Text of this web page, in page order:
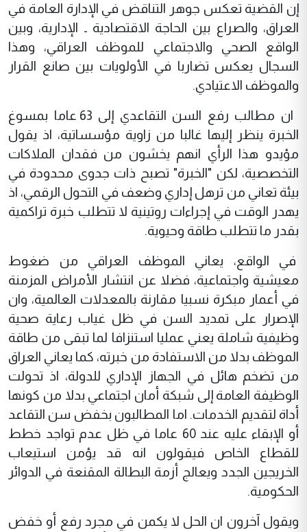
إن القضية تعكس جوهر التناقض في الإدارة العامة في
العراق، والصراع بين الحاجة الاقتصادية ـ الإدارية، وبين
الواقع الصحي والاجتماعي للموظف العراقي، وهذا
السجال يعكس تضاربا في الأولويات بين صانع القرار
والموظف الاعتيادي.
ان مطالب رفع السن التقاعدي إلى 63 عاما بمسوغ
الخبرة ينظر إليها غالبا من زاوية مؤسساتية، اذ يقول
مؤيدو هذا الرأي انهم يخشون من فقدان الملاكات
التخصصية، لكن "الخبرة" تصبح ذات جدوى محدودة في
بيئة تعاني من ترهل إداري وضعف في التحول الرقمي، اذ
يهدر الوقت في إجراءات روتينية لا تتطلب خبرة تراكمية
بقدر ما تتطلب طاقة وحيوية.
في الواقع، يعاني الموظف العراقي من ضغوط
معيشية واجتماعية، فضلا عن انتشار الأمراض المزمنة
في أعمار مبكرة نسبيا مقارنة بالمعدلات العالمية، وان
الإصرار على تمديد السن في ظل غياب رعاية صحية
وظيفية شاملة يعني عمليا استنزافا لما تبقى من طاقة
الموظف بدلا من الاستفادة من خبرته، كما يعاني العراق
من تضخم هائل في الجهاز الإداري للدولة، اذ تحولت
الوظيفة العامة إلى شبكة أمان اجتماعي بدلا من كونها
أداة لتقديم الخدمات. اما المطالبون بخفض سن التقاعد
أو الإبقاء عليه عند 60 عاما في ظل عدم تواجد خطط
للقطاع الخاص فيقولون انه قد يؤمن استيعاب
الخريجين الجدد ويعالج أزمة البطالة المقنعة في الدوائر
الحكومية.
ويقول آخرون ان الحل لا يكمن في مجرد رفع أو خفض